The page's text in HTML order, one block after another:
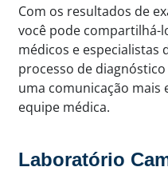
Com os resultados de
você pode compartilhá-
médicos e especialistas
processo de
uma comunicação mais
equipe médica.
Laboratório